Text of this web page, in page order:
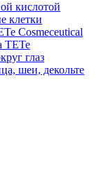
кислотой
клетки
Cosmeceutical
TETe
глаз
шеи, декольте